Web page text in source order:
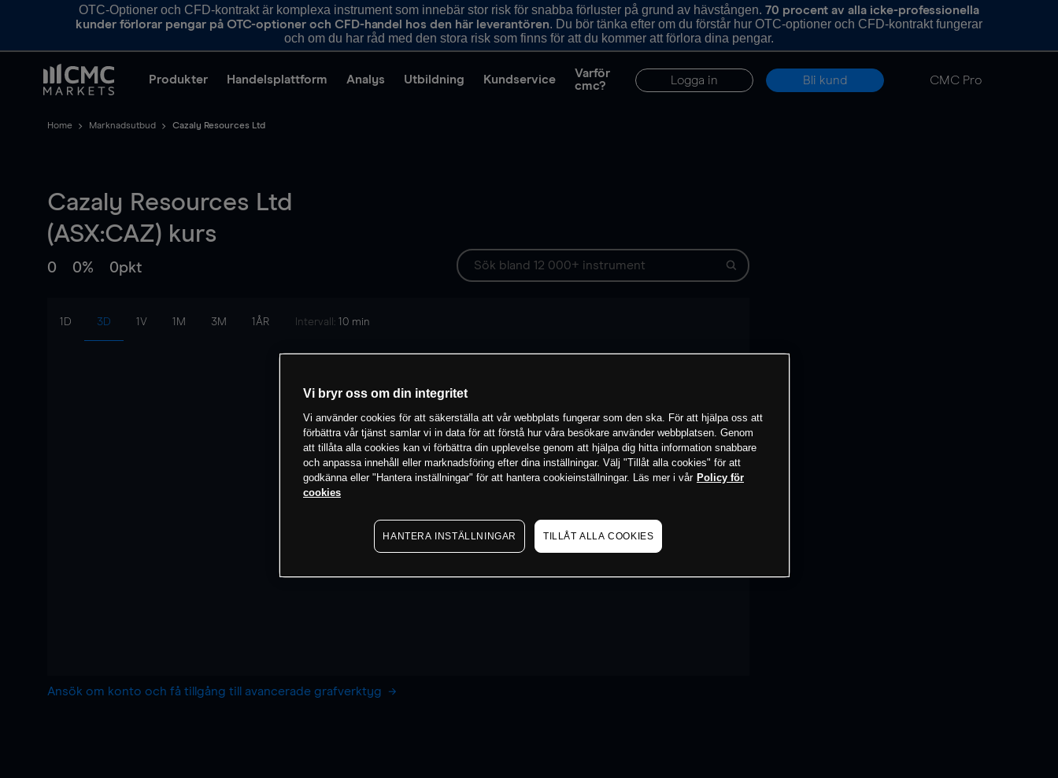
OTC-Optioner och CFD-kontrakt är komplexa instrument som innebär stor risk för snabba förluster på grund av hävstången. 70 procent av alla icke-professionella
kunder förlorar pengar på OTC-optioner och CFD-handel hos den här leverantören. Du bör tänka efter om du förstår hur OTC-optioner och CFD-kontrakt fungerar
och om du har råd med den stora risk som finns för att du kommer att förlora dina pengar.
Produkter Handelsplattform Analys Utbildning Kundservice
Varför
cmc?
Logga in Bli kund CMC Pro
Home Marknadsutbud Cazaly Resources Ltd
Cazaly Resources Ltd
(ASX:CAZ) kurs
0 0% 0pkt
1D 3D 1V 1M 3M 1ÅR Intervall: 10 min
Ansök om konto och få tillgång till avancerade grafverktyg
Vi bryr oss om din integritet
Vi använder cookies för att säkerställa att vår webbplats fungerar som den ska. För att hjälpa oss att
förbättra vår tjänst samlar vi in data för att förstå hur våra besökare använder webbplatsen. Genom
att tillåta alla cookies kan vi förbättra din upplevelse genom att hjälpa dig hitta information snabbare
och anpassa innehåll eller marknadsföring efter dina inställningar. Välj "Tillåt alla cookies" för att
godkänna eller "Hantera inställningar" för att hantera cookieinställningar. Läs mer i vår Policy för
cookies
HANTERA INSTÄLLNINGAR TILLÅT ALLA COOKIES